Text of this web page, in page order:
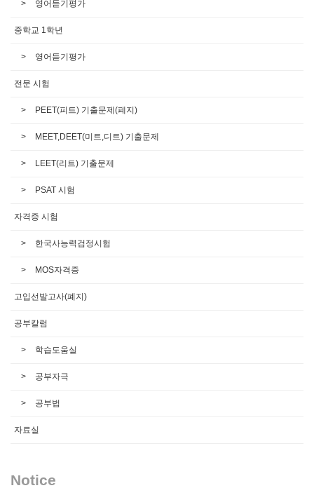
영어듣기평가
중학교 1학년
영어듣기평가
전문 시험
PEET(피트) 기출문제(폐지)
MEET,DEET(미트,디트) 기출문제
LEET(리트) 기출문제
PSAT 시험
자격증 시험
한국사능력검정시험
MOS자격증
고입선발고사(폐지)
공부칼럼
학습도움실
공부자극
공부법
자료실
Notice